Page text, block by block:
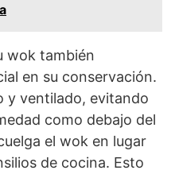
wok también
en su conservación.
y ventilado, evitando
como debajo del
el wok en lugar
de cocina. Esto